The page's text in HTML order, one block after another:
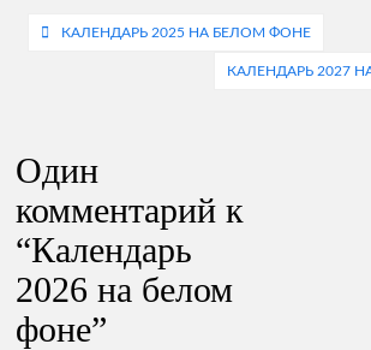
Навигация
КАЛЕНДАРЬ 2025 НА БЕЛОМ ФОНЕ
КАЛЕНДАРЬ 2027
Один
комментарий к
“Календарь
2026 на белом
фоне”